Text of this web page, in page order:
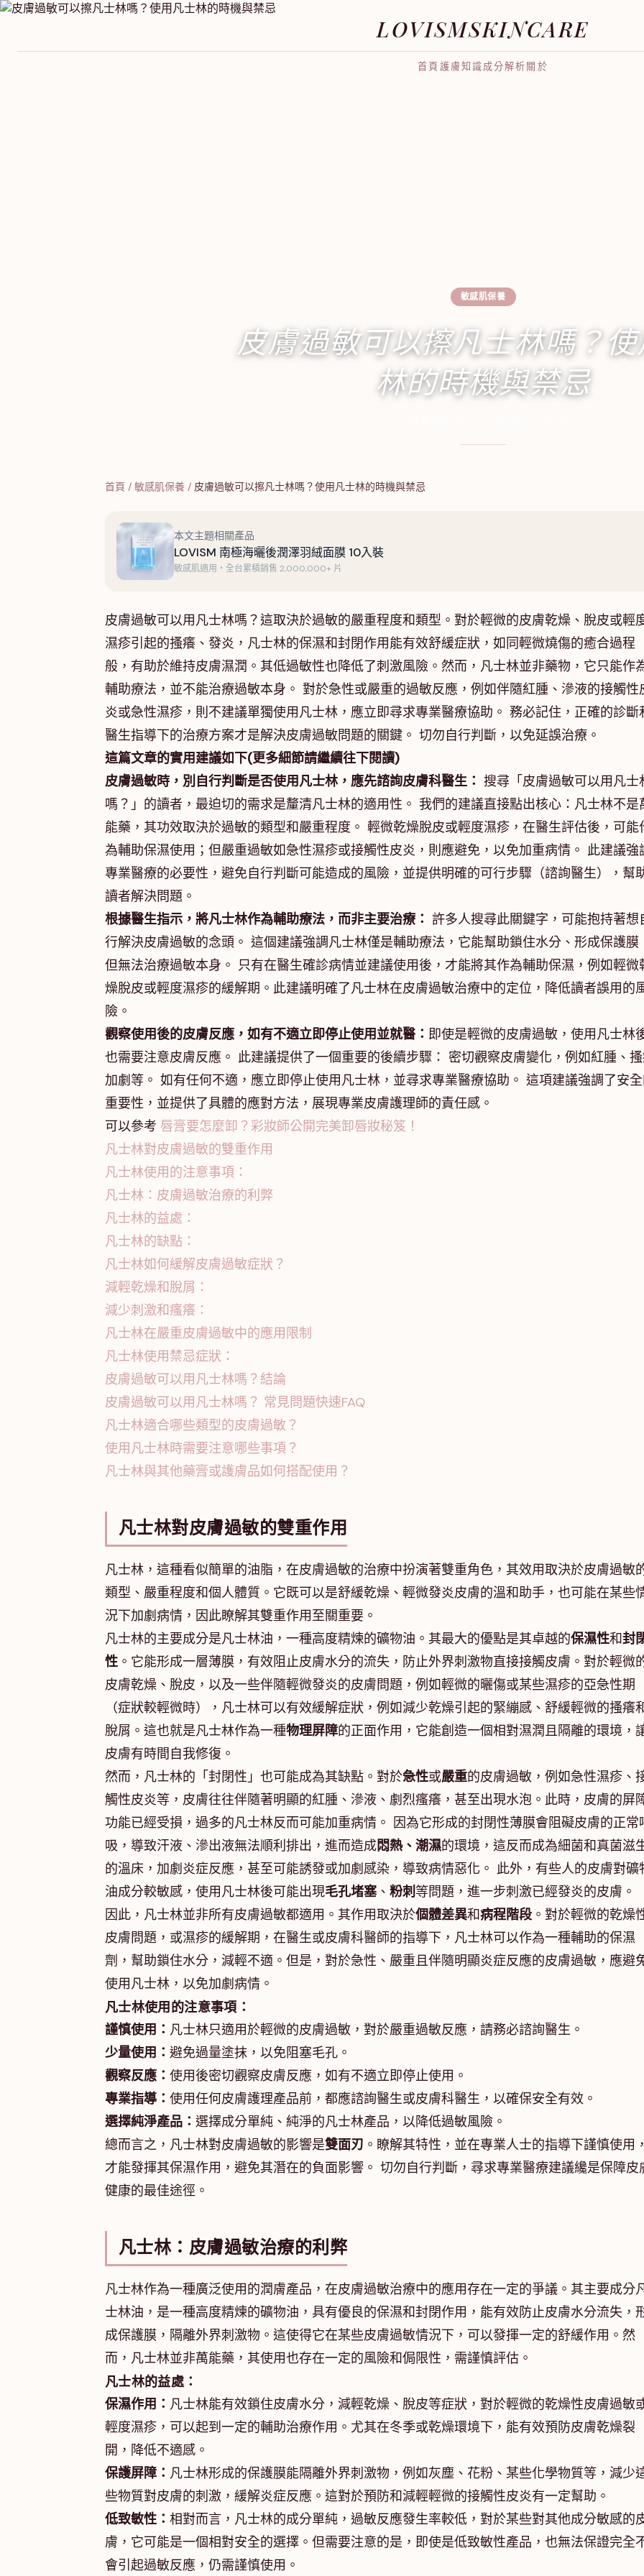
LOVISMSKINCARE
首頁 護膚知識成分解析 關於
敏感肌保養
皮膚過敏可以擦凡士林嗎？
林的時機與禁忌
首頁 / 敏感肌保養 / 皮膚過敏可以擦凡士林嗎？使用凡士林的時機與禁忌
本文主題相關產品
LOVISM 南極海曬後潤澤羽絨面膜 10入裝
敏感肌適用・全台累積銷售 2,000,000+ 片
皮膚過敏可以用凡士林嗎？這取決於過敏的嚴重程度和類型。對於輕微的皮膚乾燥、脫皮或輕
濕疹引起的搔癢、發炎，凡士林的保濕和封閉作用能有效舒緩症狀，如同輕微燒傷的癒合過程
般，有助於維持皮膚濕潤。其低過敏性也降低了刺激風險。然而，凡士林並非藥物，它只能作
輔助療法，並不能治療過敏本身。 對於急性或嚴重的過敏反應，例如伴隨紅腫、滲液的接觸性
炎或急性濕疹，則不建議單獨使用凡士林，應立即尋求專業醫療協助。 務必記住，正確的診斷
醫生指導下的治療方案才是解決皮膚過敏問題的關鍵。 切勿自行判斷，以免延誤治療。
這篇文章的實用建議如下(更多細節請繼續往下閱讀)
皮膚過敏時，別自行判斷是否使用凡士林，應先諮詢皮膚科醫生： 搜尋「皮膚過敏可以用凡士
嗎？」的讀者，最迫切的需求是釐清凡士林的適用性。 我們的建議直接點出核心：凡士林不是
能藥，其功效取決於過敏的類型和嚴重程度。 輕微乾燥脫皮或輕度濕疹，在醫生評估後，可能
為輔助保濕使用；但嚴重過敏如急性濕疹或接觸性皮炎，則應避免，以免加重病情。 此建議強
專業醫療的必要性，避免自行判斷可能造成的風險，並提供明確的可行步驟（諮詢醫生），幫
讀者解決問題。
根據醫生指示，將凡士林作為輔助療法，而非主要治療： 許多人搜尋此關鍵字，可能抱持著想
行解決皮膚過敏的念頭。 這個建議強調凡士林僅是輔助療法，它能幫助鎖住水分、形成保護膜
但無法治療過敏本身。 只有在醫生確診病情並建議使用後，才能將其作為輔助保濕，例如輕微
燥脫皮或輕度濕疹的緩解期。此建議明確了凡士林在皮膚過敏治療中的定位，降低讀者誤用的
險。
觀察使用後的皮膚反應，如有不適立即停止使用並就醫： 即使是輕微的皮膚過敏，使用凡士林
也需要注意皮膚反應。 此建議提供了一個重要的後續步驟： 密切觀察皮膚變化，例如紅腫、
加劇等。 如有任何不適，應立即停止使用凡士林，並尋求專業醫療協助。 這項建議強調了安
重要性，並提供了具體的應對方法，展現專業皮膚護理師的責任感。
可以參考 唇膏要怎麼卸？彩妝師公開完美卸唇妝秘笈！
凡士林對皮膚過敏的雙重作用
凡士林使用的注意事項：
凡士林：皮膚過敏治療的利弊
凡士林的益處：
凡士林的缺點：
凡士林如何緩解皮膚過敏症狀？
減輕乾燥和脫屑：
減少刺激和瘙癢：
凡士林在嚴重皮膚過敏中的應用限制
凡士林使用禁忌症狀：
皮膚過敏可以用凡士林嗎？結論
皮膚過敏可以用凡士林嗎？ 常見問題快速FAQ
凡士林適合哪些類型的皮膚過敏？
使用凡士林時需要注意哪些事項？
凡士林與其他藥膏或護膚品如何搭配使用？
凡士林對皮膚過敏的雙重作用
凡士林，這種看似簡單的油脂，在皮膚過敏的治療中扮演著雙重角色，其效用取決於皮膚過敏
類型、嚴重程度和個人體質。它既可以是舒緩乾燥、輕微發炎皮膚的溫和助手，也可能在某些
況下加劇病情，因此瞭解其雙重作用至關重要。
凡士林的主要成分是凡士林油，一種高度精煉的礦物油。其最大的優點是其卓越的保濕性和封
性 。它能形成一層薄膜，有效阻止皮膚水分的流失，防止外界刺激物直接接觸皮膚。對於輕微
皮膚乾燥、脫皮，以及一些伴隨輕微發炎的皮膚問題，例如輕微的曬傷或某些濕疹的亞急性期
（症狀較輕微時），凡士林可以有效緩解症狀，例如減少乾燥引起的緊繃感、舒緩輕微的搔癢
脫屑。這也就是凡士林作為一種物理屏障的正面作用，它能創造一個相對濕潤且隔離的環境，
皮膚有時間自我修復。
然而，凡士林的「封閉性」也可能成為其缺點。對於急性或嚴重的皮膚過敏，例如急性濕疹、
觸性皮炎等，皮膚往往伴隨著明顯的紅腫、滲液、劇烈瘙癢，甚至出現水泡。此時，皮膚的屏
功能已經受損，過多的凡士林反而可能加重病情。 因為它形成的封閉性薄膜會阻礙皮膚的正常
吸，導致汗液、滲出液無法順利排出，進而造成悶熱、潮濕的環境，這反而成為細菌和真菌滋
的溫床，加劇炎症反應，甚至可能誘發或加劇感染，導致病情惡化。 此外，有些人的皮膚對礦
油成分較敏感，使用凡士林後可能出現毛孔堵塞、 粉刺等問題，進一步刺激已經發炎的皮膚。
因此，凡士林並非所有皮膚過敏都適用。其作用取決於個體差異和病程階段 。對於輕微的乾燥
皮膚問題，或濕疹的緩解期，在醫生或皮膚科醫師的指導下，凡士林可以作為一種輔助的保濕
劑，幫助鎖住水分，減輕不適。但是，對於急性、嚴重且伴隨明顯炎症反應的皮膚過敏，應避
使用凡士林，以免加劇病情。
凡士林使用的注意事項：
謹慎使用： 凡士林只適用於輕微的皮膚過敏，對於嚴重過敏反應，請務必諮詢醫生。
少量使用： 避免過量塗抹，以免阻塞毛孔。
觀察反應： 使用後密切觀察皮膚反應，如有不適立即停止使用。
專業指導： 使用任何皮膚護理產品前，都應諮詢醫生或皮膚科醫生，以確保安全有效。
選擇純淨產品： 選擇成分單純、純淨的凡士林產品，以降低過敏風險。
總而言之，凡士林對皮膚過敏的影響是雙面刃 。瞭解其特性，並在專業人士的指導下謹慎使用
才能發揮其保濕作用，避免其潛在的負面影響。 切勿自行判斷，尋求專業醫療建議纔是保障皮
健康的最佳途徑。
凡士林：皮膚過敏治療的利弊
凡士林作為一種廣泛使用的潤膚產品，在皮膚過敏治療中的應用存在一定的爭議。其主要成分
士林油，是一種高度精煉的礦物油，具有優良的保濕和封閉作用，能有效防止皮膚水分流失，
成保護膜，隔離外界刺激物。這使得它在某些皮膚過敏情況下，可以發揮一定的舒緩作用。然
而，凡士林並非萬能藥，其使用也存在一定的風險和侷限性，需謹慎評估。
凡士林的益處：
保濕作用： 凡士林能有效鎖住皮膚水分，減輕乾燥、脫皮等症狀，對於輕微的乾燥性皮膚過敏
輕度濕疹，可以起到一定的輔助治療作用。尤其在冬季或乾燥環境下，能有效預防皮膚乾燥裂
開，降低不適感。
保護屏障： 凡士林形成的保護膜能隔離外界刺激物，例如灰塵、花粉、某些化學物質等，減少
些物質對皮膚的刺激，緩解炎症反應。這對於預防和減輕輕微的接觸性皮炎有一定幫助。
低致敏性： 相對而言，凡士林的成分單純，過敏反應發生率較低，對於某些對其他成分敏感的
膚，它可能是一個相對安全的選擇。但需要注意的是，即使是低致敏性產品，也無法保證完全
會引起過敏反應，仍需謹慎使用。